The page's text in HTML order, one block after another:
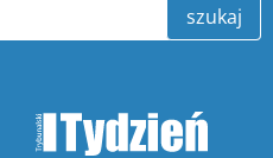
szukaj